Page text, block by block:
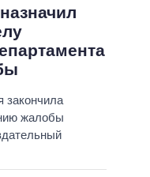
закончила
жалобы